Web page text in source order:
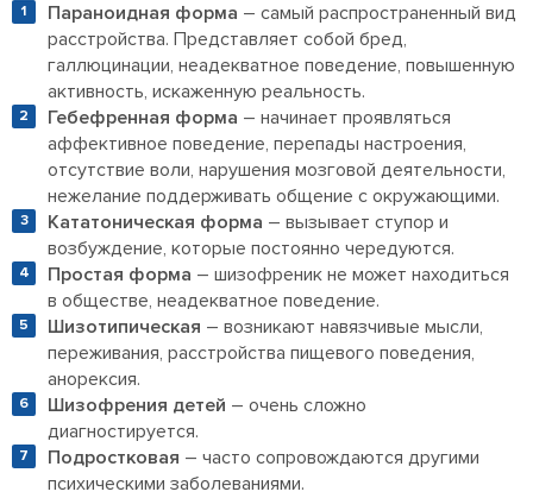
Параноидная форма – самый распространенный вид
расстройства. Представляет собой бред,
галлюцинации, неадекватное поведение, повышенную
активность, искаженную реальность.
Гебефренная форма – начинает проявляться
аффективное поведение, перепады настроения,
отсутствие воли, нарушения мозговой деятельности,
нежелание поддерживать общение с окружающими.
Кататоническая форма – вызывает ступор и
возбуждение, которые постоянно чередуются.
Простая форма – шизофреник не может находиться
в обществе, неадекватное поведение.
Шизотипическая – возникают навязчивые мысли,
переживания, расстройства пищевого поведения,
анорексия.
Шизофрения детей – очень сложно
диагностируется.
Подростковая – часто сопровождаются другими
психическими заболеваниями.